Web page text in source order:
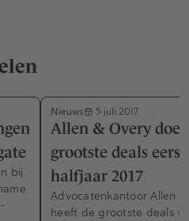
bij
Nieuws 5 juli 2017
Allen & Overy doet
grootste deals
halfjaar 2017
Advocatenkantoor Allen
heeft de grootste deals